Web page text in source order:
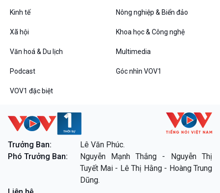
Chân dung cuộc sống
Kinh tế Nông nghiệp & Biển đảo
Xã hội Khoa học & Công nghệ
Văn hoá & Du lịch Multimedia
Podcast Góc nhìn VOV1
VOV1 đặc biệt
Trưởng Ban:
Lê Văn Phúc.
Phó Trưởng Ban:
Nguyễn Mạnh Thắng - Nguyễn Thị
Tuyết Mai - Lê Thị Hằng - Hoàng Trung
Dũng.